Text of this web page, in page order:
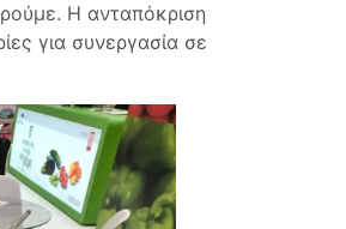
Η ανταπόκριση
για συνεργασία σε